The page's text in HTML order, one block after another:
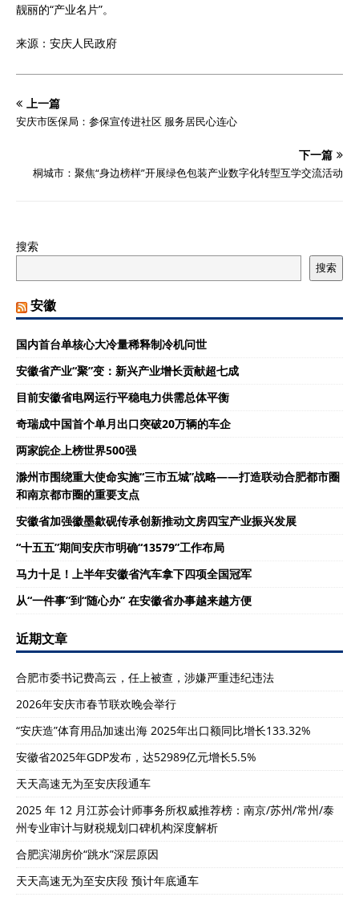
靓丽的“产业名片”。
来源：安庆人民政府
上一篇
安庆市医保局：参保宣传进社区 服务居民心连心
下一篇
桐城市：聚焦“身边榜样”开展绿色包装产业数字化转型互学交流活动
搜索
搜索
安徽
国内首台单核心大冷量稀释制冷机问世
安徽省产业“聚”变：新兴产业增长贡献超七成
目前安徽省电网运行平稳电力供需总体平衡
奇瑞成中国首个单月出口突破20万辆的车企
两家皖企上榜世界500强
滁州市围绕重大使命实施“三市五城”战略——打造联动合肥都市圈
和南京都市圈的重要支点
安徽省加强徽墨歙砚传承创新推动文房四宝产业振兴发展
“十五五”期间安庆市明确“13579”工作布局
马力十足！上半年安徽省汽车拿下四项全国冠军
从“一件事”到“随心办” 在安徽省办事越来越方便
近期文章
合肥市委书记费高云，任上被查，涉嫌严重违纪违法
2026年安庆市春节联欢晚会举行
“安庆造”体育用品加速出海 2025年出口额同比增长133.32%
安徽省2025年GDP发布，达52989亿元增长5.5%
天天高速无为至安庆段通车
2025 年 12 月江苏会计师事务所权威推荐榜：南京/苏州/常州/泰
州专业审计与财税规划口碑机构深度解析
合肥滨湖房价“跳水”深层原因
天天高速无为至安庆段 预计年底通车